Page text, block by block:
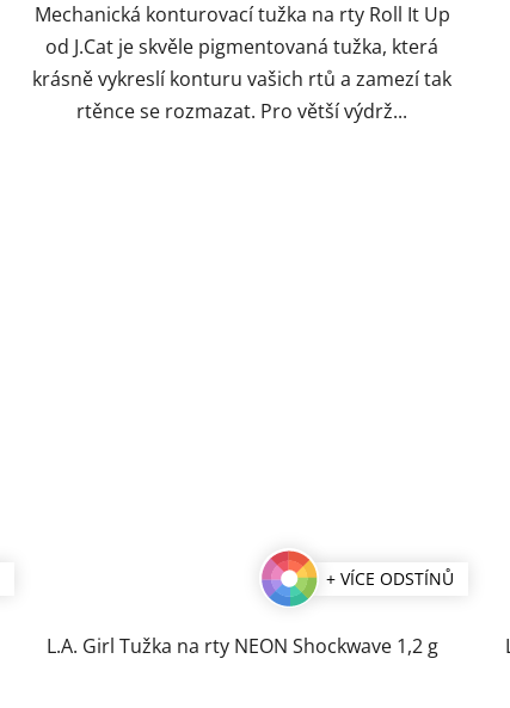
Mechanická konturovací tužka na rty Roll It Up
od J.Cat je skvěle pigmentovaná tužka, která
krásně vykreslí konturu vašich rtů a zamezí tak
rtěnce se rozmazat. Pro větší výdrž...
+ VÍCE ODSTÍNŮ
L.A. Girl Tužka na rty NEON Shockwave 1,2 g